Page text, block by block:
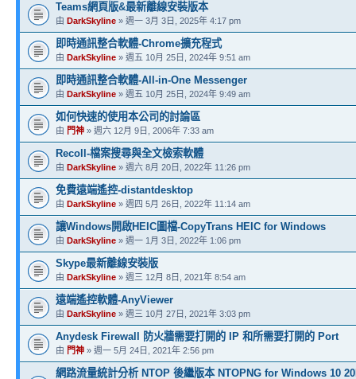
Teams網頁版&最新離線安裝版本
由 DarkSkyline » 週一 3月 3日, 2025年 4:17 pm
即時通訊整合軟體-Chrome擴充程式
由 DarkSkyline » 週五 10月 25日, 2024年 9:51 am
即時通訊整合軟體-All-in-One Messenger
由 DarkSkyline » 週五 10月 25日, 2024年 9:49 am
如何快速的使用本公司的討論區
由 門神 » 週六 12月 9日, 2006年 7:33 am
Recoll-檔案搜尋與全文檢索軟體
由 DarkSkyline » 週六 8月 20日, 2022年 11:26 pm
免費遠端遙控-distantdesktop
由 DarkSkyline » 週四 5月 26日, 2022年 11:14 am
讓Windows開啟HEIC圖檔-CopyTrans HEIC for Windows
由 DarkSkyline » 週一 1月 3日, 2022年 1:06 pm
Skype最新離線安裝版
由 DarkSkyline » 週三 12月 8日, 2021年 8:54 am
遠端遙控軟體-AnyViewer
由 DarkSkyline » 週三 10月 27日, 2021年 3:03 pm
Anydesk Firewall 防火牆需要打開的 IP 和所需要打開的 Port
由 門神 » 週一 5月 24日, 2021年 2:56 pm
網路流量統計分析 NTOP 後繼版本 NTOPNG for Windows 10